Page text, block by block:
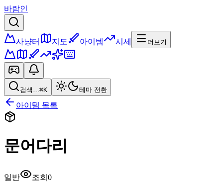
바람인
사냥터 지도 아이템 시세 더보기
검색…⌘K 테마 전환
아이템 목록
문어다리
일반 조회 0